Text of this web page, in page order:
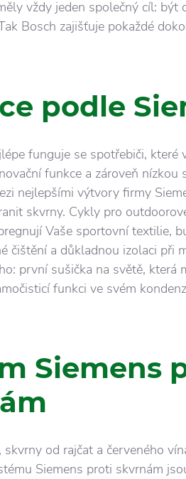
vždy jeden společný cíl: být
Bosch zajišťuje pokaždé
podle
funguje se spotřebiči,
funkce a zároveň nízkou
nejlepšími výtvory firmy
skvrny. Cykly pro
Vaše sportovní textilie,
čištění a důkladnou izolaci při
první sušička na světě, která
funkci ve svém
Siemens
skvrny od rajčat a červeného
Siemens proti skvrnám